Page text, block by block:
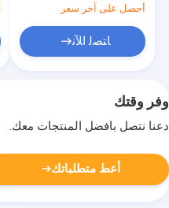
أحصل على آخر سعر
ﺎﺘﺼﻟ ﺍﻶﻧ
وفر وقتك
دعنا نتصل بأفضل المنتجات معك.
أعط متطلباتك